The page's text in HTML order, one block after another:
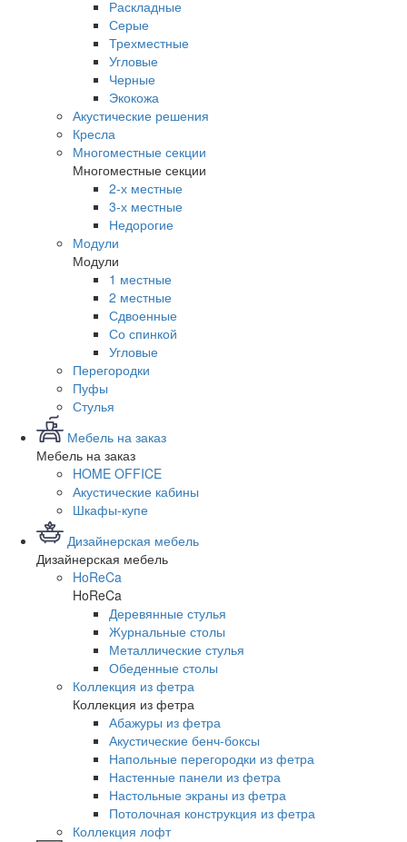
Раскладные
Серые
Трехместные
Угловые
Черные
Экокожа
Акустические решения
Кресла
Многоместные секции
Многоместные секции
2-х местные
3-х местные
Недорогие
Модули
Модули
1 местные
2 местные
Сдвоенные
Со спинкой
Угловые
Перегородки
Пуфы
Стулья
Мебель на заказ
Мебель на заказ
HOME OFFICE
Акустические кабины
Шкафы-купе
Дизайнерская мебель
Дизайнерская мебель
HoReCa
HoReCa
Деревянные стулья
Журнальные столы
Металлические стулья
Обеденные столы
Коллекция из фетра
Коллекция из фетра
Абажуры из фетра
Акустические бенч-боксы
Напольные перегородки из фетра
Настенные панели из фетра
Настольные экраны из фетра
Потолочная конструкция из фетра
Коллекция лофт